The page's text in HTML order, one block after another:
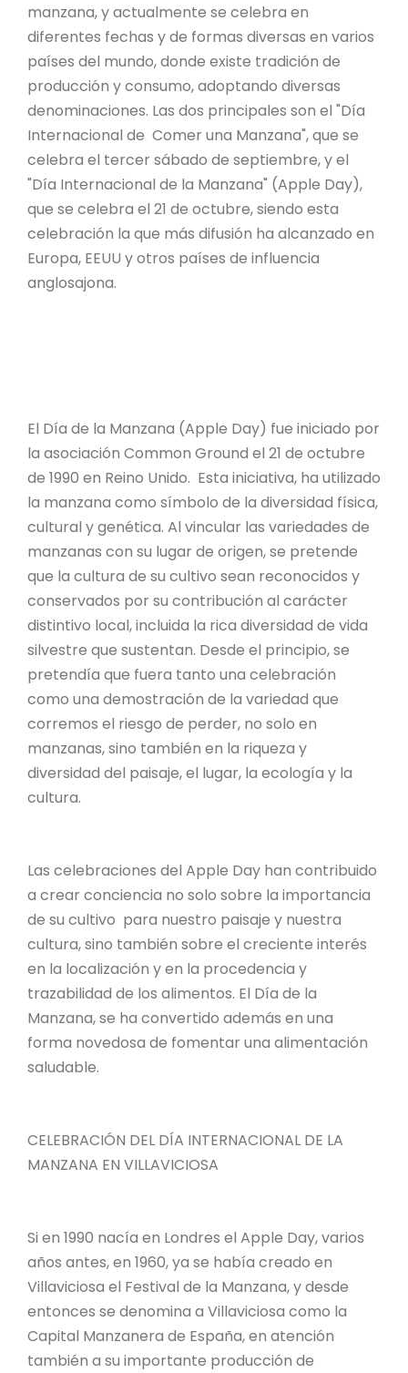
manzana, y actualmente se celebra en
diferentes fechas y de formas diversas en varios
países del mundo, donde existe tradición de
producción y consumo, adoptando diversas
denominaciones. Las dos principales son el "Día
Internacional de Comer una Manzana", que se
celebra el tercer sábado de septiembre, y el
"Día Internacional de la Manzana" (Apple Day),
que se celebra el 21 de octubre, siendo esta
celebración la que más difusión ha alcanzado en
Europa, EEUU y otros países de influencia
anglosajona.
El Día de la Manzana (Apple Day) fue iniciado por
la asociación Common Ground el 21 de octubre
de 1990 en Reino Unido. Esta iniciativa, ha utilizado
la manzana como símbolo de la diversidad física,
cultural y genética. Al vincular las variedades de
manzanas con su lugar de origen, se pretende
que la cultura de su cultivo sean reconocidos y
conservados por su contribución al carácter
distintivo local, incluida la rica diversidad de vida
silvestre que sustentan. Desde el principio, se
pretendía que fuera tanto una celebración
como una demostración de la variedad que
corremos el riesgo de perder, no solo en
manzanas, sino también en la riqueza y
diversidad del paisaje, el lugar, la ecología y la
cultura.
Las celebraciones del Apple Day han contribuido
a crear conciencia no solo sobre la importancia
de su cultivo para nuestro paisaje y nuestra
cultura, sino también sobre el creciente interés
en la localización y en la procedencia y
trazabilidad de los alimentos. El Día de la
Manzana, se ha convertido además en una
forma novedosa de fomentar una alimentación
saludable.
CELEBRACIÓN DEL DÍA INTERNACIONAL DE LA
MANZANA EN VILLAVICIOSA
Si en 1990 nacía en Londres el Apple Day, varios
años antes, en 1960, ya se había creado en
Villaviciosa el Festival de la Manzana, y desde
entonces se denomina a Villaviciosa como la
Capital Manzanera de España, en atención
también a su importante producción de